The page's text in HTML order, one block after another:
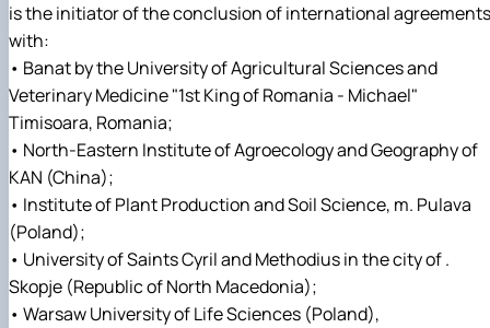
is the initiator of the conclusion of international agreements
with:
• Banat by the University of Agricultural Sciences and
Veterinary Medicine "1st King of Romania - Michael"
Timisoara, Romania;
• North-Eastern Institute of Agroecology and Geography of
KAN (China);
• Institute of Plant Production and Soil Science, m. Pulava
(Poland);
• University of Saints Cyril and Methodius in the city of .
Skopje (Republic of North Macedonia);
• Warsaw University of Life Sciences (Poland),